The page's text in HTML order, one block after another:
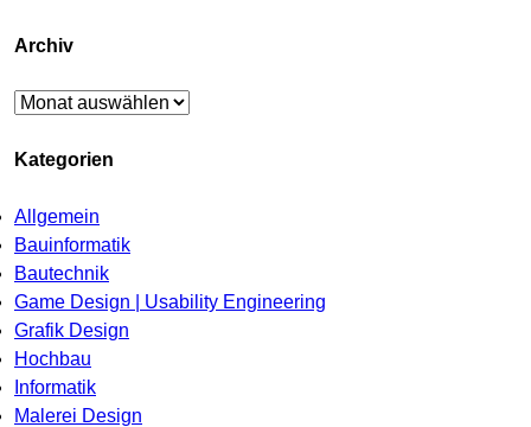
Archiv
Archiv
Kategorien
Allgemein
Bauinformatik
Bautechnik
Game Design | Usability Engineering
Grafik Design
Hochbau
Informatik
Malerei Design